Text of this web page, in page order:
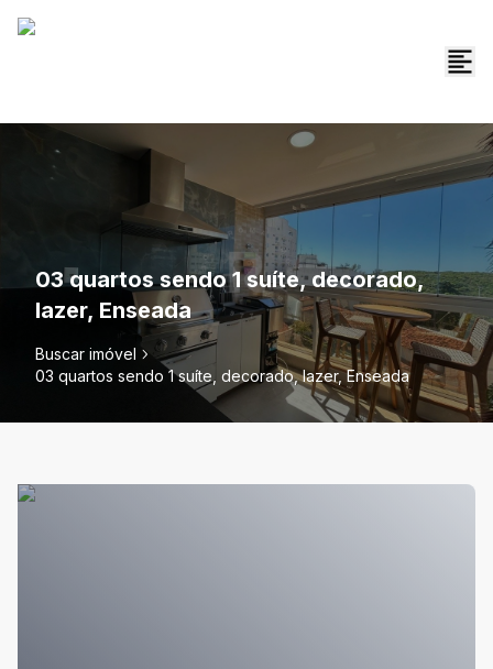
03 quartos sendo 1 suíte, decorado,
lazer, Enseada
Buscar imóvel
03 quartos sendo 1 suíte, decorado, lazer, Enseada